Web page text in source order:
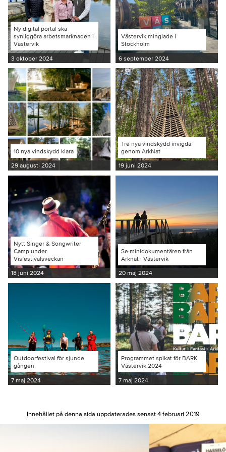
Ny digital portal ska
synliggöra arbetsmarknaden i
Västervik
3 oktober 2024
Västervik minglade i
Stockholm
6 september 2024
10 nya vindskydd klara
29 augusti 2024
Tre nya vindskydd invigda
genom ArkNat
19 juni 2024
Nytt Singer & Songwriter
Camp under
Visfestivalsveckan
18 juni 2024
Se minidokumentären från
Arknat i Västervik
20 maj 2024
Outdoorfestival för sjunde
gången
7 maj 2024
Programmet spikat för BARK
Västervik 2024
7 maj 2024
Innehållet på denna sida uppdaterades senast 4 februari 2019